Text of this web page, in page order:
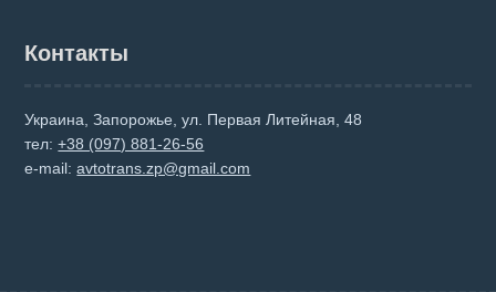
Контакты
Украина, Запорожье, ул. Первая Литейная, 48
тел:+38 (097) 881-26-56
e-mail:avtotrans.zp@gmail.com